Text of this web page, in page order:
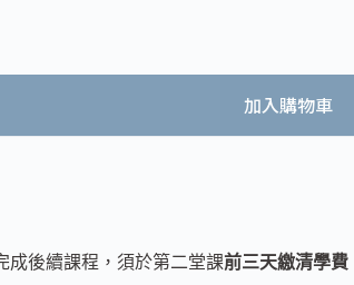
加入購物車
成後續課程，須於第二堂課前三天繳清學費